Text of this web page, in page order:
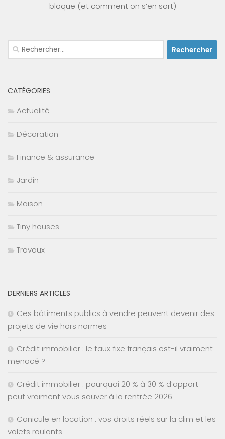
bloque (et comment on s’en sort)
Rechercher :
CATÉGORIES
Actualité
Décoration
Finance & assurance
Jardin
Maison
Tiny houses
Travaux
DERNIERS ARTICLES
Ces bâtiments publics à vendre peuvent devenir des
projets de vie hors normes
Crédit immobilier : le taux fixe français est-il vraiment
menacé ?
Crédit immobilier : pourquoi 20 % à 30 % d’apport
peut vraiment vous sauver à la rentrée 2026
Canicule en location : vos droits réels sur la clim et les
volets roulants